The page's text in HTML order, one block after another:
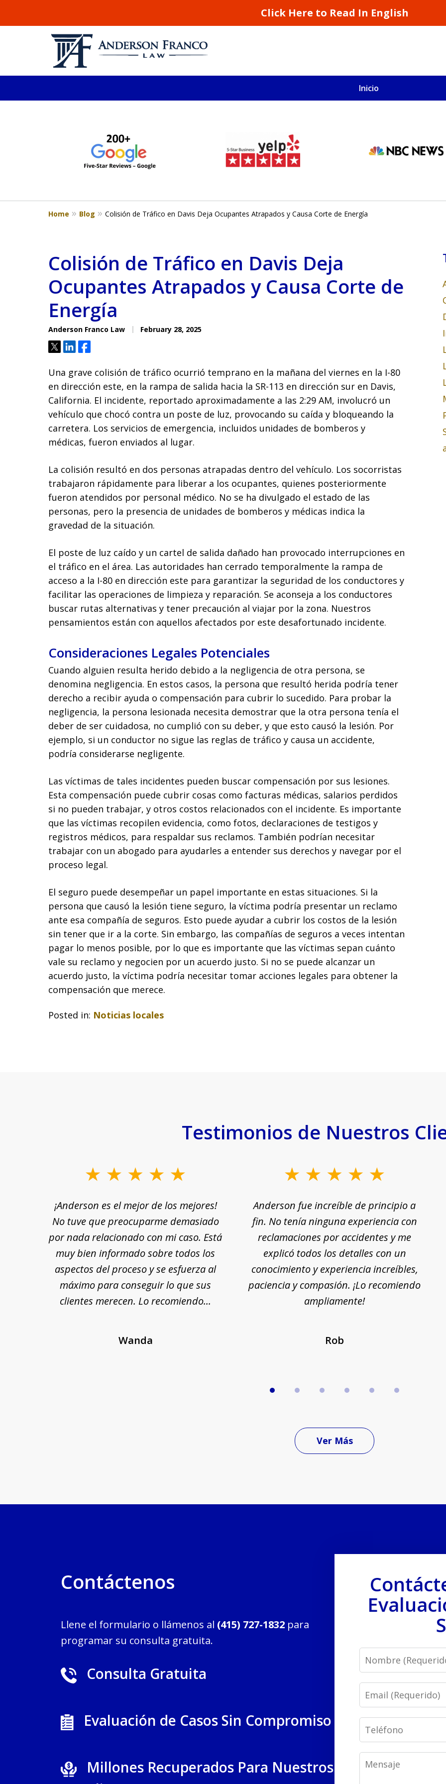
Click Here to Read In English
Inicio
Millones recuperados en el área de San Francisco y California
4
Home Blog Colisión de Tráfico en Davis Deja Ocupantes Atrapados y Causa Corte de Energía
Colisión de Tráfico en Davis Deja
Ocupantes Atrapados y Causa Corte de
Energía
Anderson Franco Law February 28, 2025
TweetShareShare
Una grave colisión de tráfico ocurrió temprano en la mañana del viernes en la I-80
en dirección este, en la rampa de salida hacia la SR-113 en dirección sur en Davis,
California. El incidente, reportado aproximadamente a las 2:29 AM, involucró un
vehículo que chocó contra un poste de luz, provocando su caída y bloqueando la
carretera. Los servicios de emergencia, incluidos unidades de bomberos y
médicas, fueron enviados al lugar.
La colisión resultó en dos personas atrapadas dentro del vehículo. Los socorristas
trabajaron rápidamente para liberar a los ocupantes, quienes posteriormente
fueron atendidos por personal médico. No se ha divulgado el estado de las
personas, pero la presencia de unidades de bomberos y médicas indica la
gravedad de la situación.
El poste de luz caído y un cartel de salida dañado han provocado interrupciones en
el tráfico en el área. Las autoridades han cerrado temporalmente la rampa de
acceso a la I-80 en dirección este para garantizar la seguridad de los conductores y
facilitar las operaciones de limpieza y reparación. Se aconseja a los conductores
buscar rutas alternativas y tener precaución al viajar por la zona. Nuestros
pensamientos están con aquellos afectados por este desafortunado incidente.
Consideraciones Legales Potenciales
Cuando alguien resulta herido debido a la negligencia de otra persona, se
denomina negligencia. En estos casos, la persona que resultó herida podría tener
derecho a recibir ayuda o compensación para cubrir lo sucedido. Para probar la
negligencia, la persona lesionada necesita demostrar que la otra persona tenía el
deber de ser cuidadosa, no cumplió con su deber, y que esto causó la lesión. Por
ejemplo, si un conductor no sigue las reglas de tráfico y causa un accidente,
podría considerarse negligente.
Las víctimas de tales incidentes pueden buscar compensación por sus lesiones.
Esta compensación puede cubrir cosas como facturas médicas, salarios perdidos
si no pueden trabajar, y otros costos relacionados con el incidente. Es importante
que las víctimas recopilen evidencia, como fotos, declaraciones de testigos y
registros médicos, para respaldar sus reclamos. También podrían necesitar
trabajar con un abogado para ayudarles a entender sus derechos y navegar por el
proceso legal.
El seguro puede desempeñar un papel importante en estas situaciones. Si la
persona que causó la lesión tiene seguro, la víctima podría presentar un reclamo
ante esa compañía de seguros. Esto puede ayudar a cubrir los costos de la lesión
sin tener que ir a la corte. Sin embargo, las compañías de seguros a veces intentan
pagar lo menos posible, por lo que es importante que las víctimas sepan cuánto
vale su reclamo y negocien por un acuerdo justo. Si no se puede alcanzar un
acuerdo justo, la víctima podría necesitar tomar acciones legales para obtener la
compensación que merece.
Posted in: Noticias locales
Testimonios de Nuestros
¡Anderson es el mejor de los mejores!
No tuve que preocuparme demasiado
por nada relacionado con mi caso. Está
muy bien informado sobre todos los
aspectos del proceso y se esfuerza al
máximo para conseguir lo que sus
clientes merecen. Lo recomiendo...
Wanda
Anderson fue increíble de principio a
fin. No tenía ninguna experiencia con
reclamaciones por accidentes y me
explicó todos los detalles con un
conocimiento y experiencia increíbles,
paciencia y compasión. ¡Lo recomiendo
ampliamente!
Rob
Ver Más
Contáctenos
Llene el formulario o llámenos al (415) 727-1832 para
programar su consulta gratuita.
Consulta Gratuita
Evaluación de Casos Sin Compromiso
Millones Recuperados Para Nuestros
Name
Email
Phone
Message